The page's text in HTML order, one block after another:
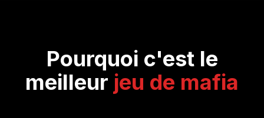
Pourquoi c'est le
meilleur jeu de mafia